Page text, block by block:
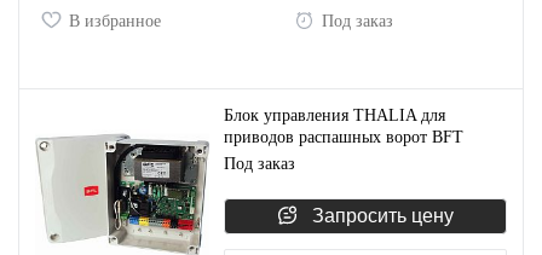
В избранное Под заказ
Блок управления THALIA для
приводов распашных ворот BFT
D113745 00002
Под заказ
Запросить цену